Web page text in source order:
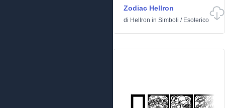
Zodiac Hellron
di Hellron in Simboli / Esoterico